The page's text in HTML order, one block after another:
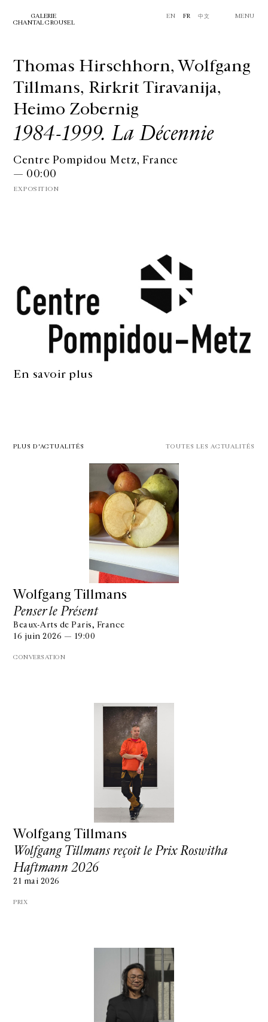
GALERIE
CHANTAL CROUSEL
EN FR 中文 MENU
Thomas Hirschhorn, Wolfgang
Tillmans, Rirkrit Tiravanija,
Heimo Zobernig
1984-1999. La Décennie
Centre Pompidou Metz, France
— 00:00
EXPOSITION
En savoir plus
PLUS D'ACTUALITÉS TOUTES LES ACTUALITÉS
Wolfgang Tillmans
Penser le Présent
Beaux-Arts de Paris, France
16 juin 2026 — 19:00
CONVERSATION
Wolfgang Tillmans
Wolfgang Tillmans reçoit le Prix Roswitha
Haftmann 2026
21 mai 2026
PRIX